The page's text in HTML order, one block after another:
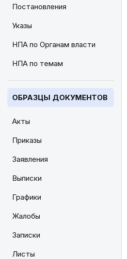
Постановления
Указы
НПА по Органам власти
НПА по темам
ОБРАЗЦЫ ДОКУМЕНТОВ
Акты
Приказы
Заявления
Выписки
Графики
Жалобы
Записки
Листы